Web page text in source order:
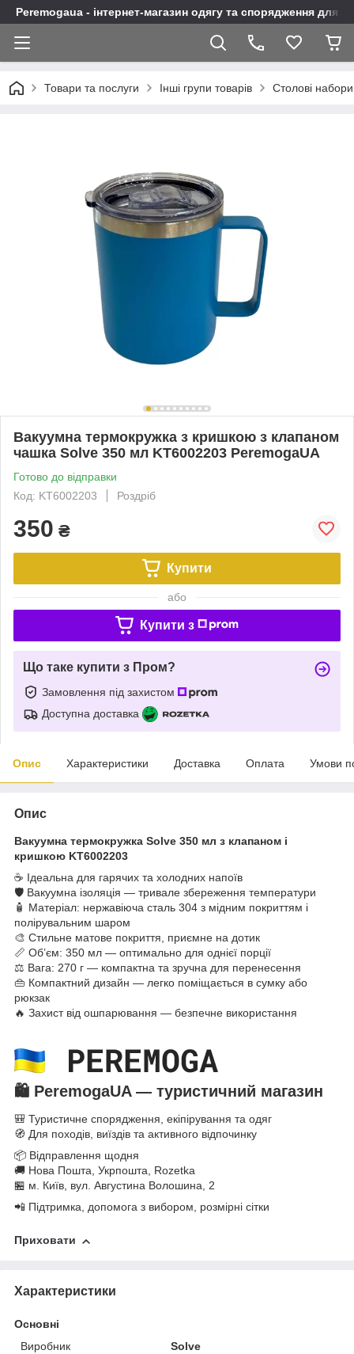
Peremogaua - інтернет-магазин одягу та спорядження для
Товари та послуги Інші групи товарів Столові
Вакуумна термокружка з кришкою з клапаном
чашка Solve 350 мл KT6002203 PeremogaUA
Готово до відправки
Код: KT6002203
Роздріб
350 ₴
Купити
або
Купити з
Що таке купити з Пром?
Замовлення під захистом
Доступна доставка
Опис Характеристики Доставка Оплата Умови
Опис
Вакуумна термокружка Solve 350 мл з клапаном і
кришкою KT6002203
☕ Ідеальна для гарячих та холодних напоїв
🛡 Вакуумна ізоляція — тривале збереження температури
🧴 Матеріал: нержавіюча сталь 304 з мідним покриттям і
полірувальним шаром
🎨 Стильне матове покриття, приємне на дотик
📏 Об’єм: 350 мл — оптимально для однієї порції
⚖️ Вага: 270 г — компактна та зручна для перенесення
👜 Компактний дизайн — легко поміщається в сумку або
рюкзак
🔥 Захист від ошпарювання — безпечне використання
🛍️ PeremogaUA — туристичний магазин
🎒 Туристичне спорядження, екіпірування та одяг
🧭 Для походів, виїздів та активного відпочинку
📦 Відправлення щодня
🚚 Нова Пошта, Укрпошта, Rozetka
🏪 м. Київ, вул. Августина Волошина, 2
📲 Підтримка, допомога з вибором, розмірні сітки
Приховати
Характеристики
Основні
Виробник
Solve